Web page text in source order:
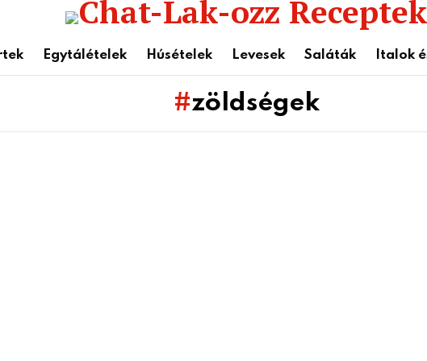
Egytálételek Húsételek Levesek Saláták Italok
zöldségek